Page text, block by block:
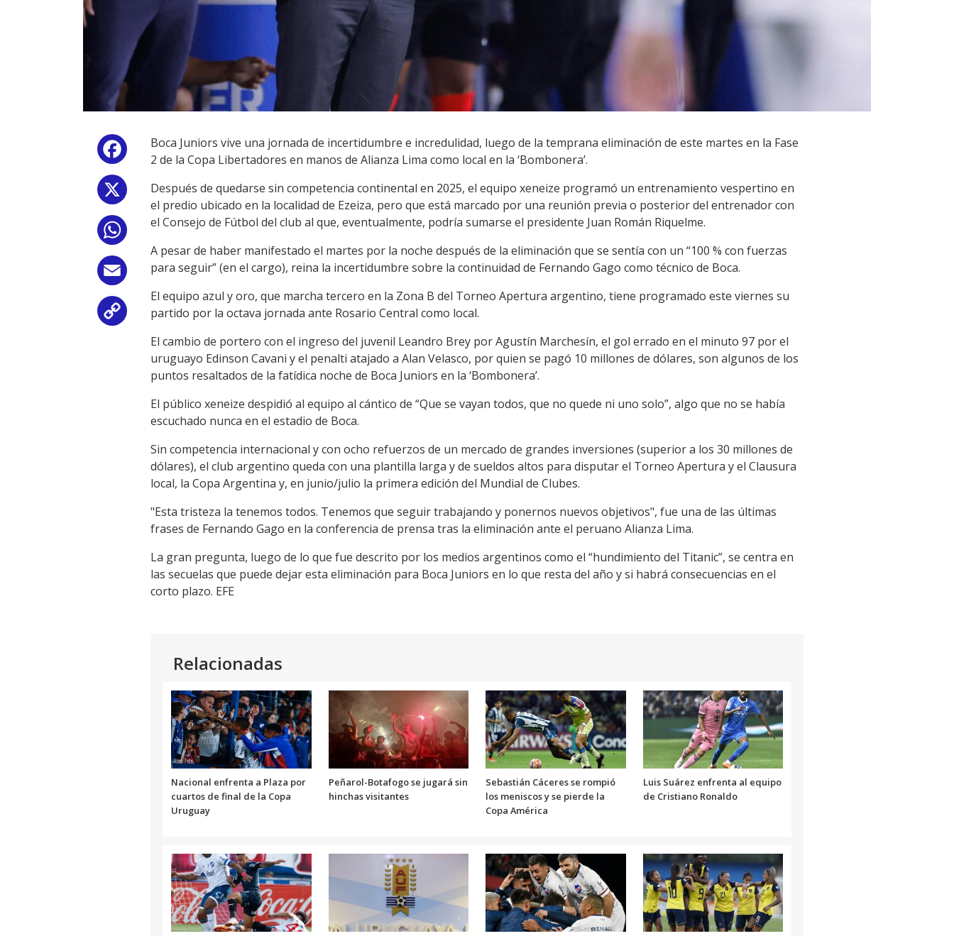
Facebook
Email
Copy
Link
Boca Juniors vive una jornada de incertidumbre e incredulidad, luego de la temprana eliminación de este martes en la Fase
2 de la Copa Libertadores en manos de Alianza Lima como local en la ‘Bombonera’.
Después de quedarse sin competencia continental en 2025, el equipo xeneize programó un entrenamiento vespertino en
el predio ubicado en la localidad de Ezeiza, pero que está marcado por una reunión previa o posterior del entrenador con
el Consejo de Fútbol del club al que, eventualmente, podría sumarse el presidente Juan Román Riquelme.
A pesar de haber manifestado el martes por la noche después de la eliminación que se sentía con un “100 % con fuerzas
para seguir” (en el cargo), reina la incertidumbre sobre la continuidad de Fernando Gago como técnico de Boca.
El equipo azul y oro, que marcha tercero en la Zona B del Torneo Apertura argentino, tiene programado este viernes su
partido por la octava jornada ante Rosario Central como local.
El cambio de portero con el ingreso del juvenil Leandro Brey por Agustín Marchesín, el gol errado en el minuto 97 por el
uruguayo Edinson Cavani y el penalti atajado a Alan Velasco, por quien se pagó 10 millones de dólares, son algunos de los
puntos resaltados de la fatídica noche de Boca Juniors en la ‘Bombonera’.
El público xeneize despidió al equipo al cántico de “Que se vayan todos, que no quede ni uno solo”, algo que no se había
escuchado nunca en el estadio de Boca.
Sin competencia internacional y con ocho refuerzos de un mercado de grandes inversiones (superior a los 30 millones de
dólares), el club argentino queda con una plantilla larga y de sueldos altos para disputar el Torneo Apertura y el Clausura
local, la Copa Argentina y, en junio/julio la primera edición del Mundial de Clubes.
"Esta tristeza la tenemos todos. Tenemos que seguir trabajando y ponernos nuevos objetivos", fue una de las últimas
frases de Fernando Gago en la conferencia de prensa tras la eliminación ante el peruano Alianza Lima.
La gran pregunta, luego de lo que fue descrito por los medios argentinos como el “hundimiento del Titanic”, se centra en
las secuelas que puede dejar esta eliminación para Boca Juniors en lo que resta del año y si habrá consecuencias en el
corto plazo. EFE
Relacionadas
Nacional enfrenta a Plaza por
cuartos de final de la Copa
Uruguay
Peñarol-Botafogo se jugará sin
hinchas visitantes
Sebastián Cáceres se rompió
los meniscos y se pierde la
Copa América
Luis Suárez enfrenta al equipo
de Cristiano Ronaldo